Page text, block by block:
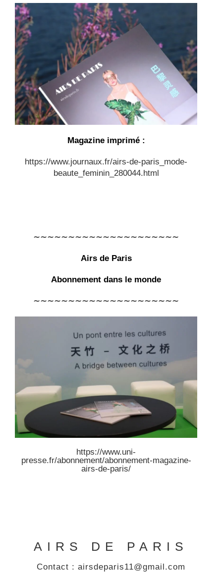
Magazine imprimé :
https://www.journaux.fr/airs-de-paris_mode-
beaute_feminin_280044.html
∼∼∼∼∼∼∼∼∼∼∼∼∼∼∼∼∼∼∼∼∼
Airs de Paris
Abonnement dans le monde
∼∼∼∼∼∼∼∼∼∼∼∼∼∼∼∼∼∼∼∼∼
https://www.uni-
presse.fr/abonnement/abonnement-magazine-
airs-de-paris/
AIRS DE PARIS
Contact : airsdeparis11@gmail.com